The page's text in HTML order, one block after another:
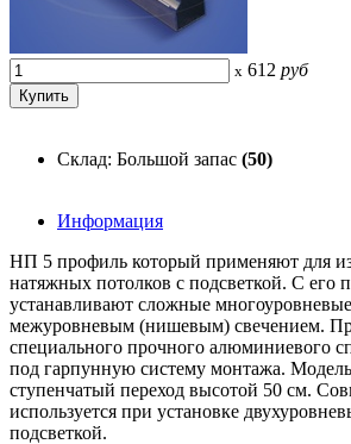
x 612 руб
Склад: Большой запас (50)
Информация
НП 5 профиль который применяют для
натяжных потолков с подсветкой. С его
устанавливают сложные
межуровневым (нишевым) свечением.
специального прочного алюминиевого
под гарпунную систему монтажа.
ступенчатый переход высотой 50 см.
используется при установке
подсветкой.